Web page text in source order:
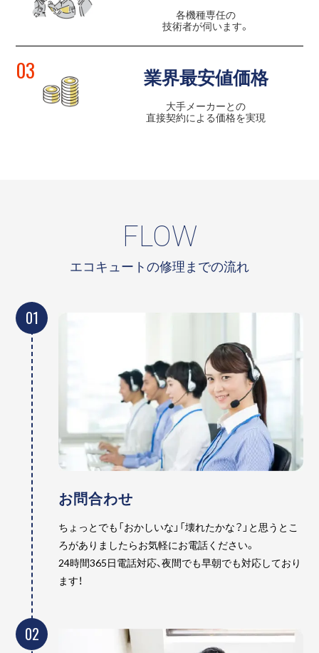
各機種専任の
技術者が伺います。
03 業界最安値価格
大手メーカーとの
直接契約による価格を実現
FLOW
エコキュートの修理までの流れ
01
お問合わせ
ちょっとでも「おかしいな」「壊れたかな？」と思うとこ
ろがありましたらお気軽にお電話ください。
24時間365日電話対応、夜間でも早朝でも対応しており
ます！
02